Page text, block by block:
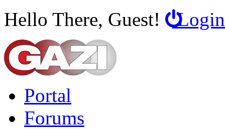
Hello There, Guest! Login
Portal
Forums